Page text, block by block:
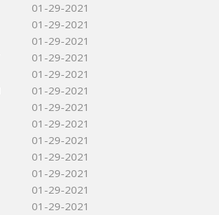
01-29-2021
01-29-2021
01-29-2021
01-29-2021
01-29-2021
01-29-2021
01-29-2021
01-29-2021
01-29-2021
01-29-2021
01-29-2021
01-29-2021
01-29-2021